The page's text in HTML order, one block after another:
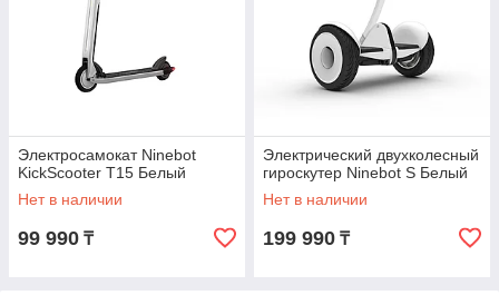
Электросамокат Ninebot
KickScooter T15 Белый
Нет в наличии
99 990 ₸
Электрический двухколесный
гироскутер Ninebot S Белый
Нет в наличии
199 990 ₸